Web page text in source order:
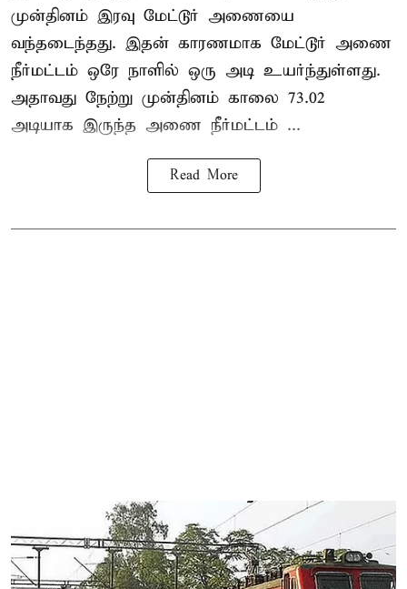
முன்தினம் இரவு மேட்டூர் அணையை
வந்தடைந்தது. இதன் காரணமாக மேட்டூர் அணை
நீர்மட்டம் ஒரே நாளில் ஒரு அடி உயர்ந்துள்ளது.
அதாவது நேற்று முன்தினம் காலை 73.02
அடியாக இருந்த அணை நீர்மட்டம் ...
Read More